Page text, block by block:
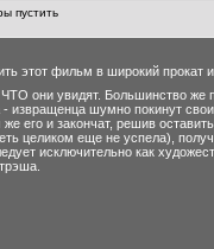
пустить
этот фильм в широкий прокат
они увидят. Большинство
извращенца шумно покинут
его и закончат, решив
целиком еще не успела),
исключительно как